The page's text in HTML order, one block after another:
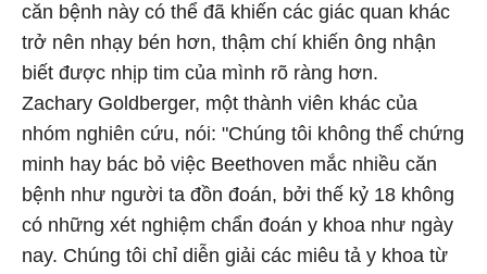
căn bệnh này có thể đã khiến các giác quan khác
trở nên nhạy bén hơn, thậm chí khiến ông nhận
biết được nhịp tim của mình rõ ràng hơn.
Zachary Goldberger, một thành viên khác của
nhóm nghiên cứu, nói: "Chúng tôi không thể chứng
minh hay bác bỏ việc Beethoven mắc nhiều căn
bệnh như người ta đồn đoán, bởi thế kỷ 18 không
có những xét nghiệm chẩn đoán y khoa như ngày
nay. Chúng tôi chỉ diễn giải các miêu tả y khoa từ